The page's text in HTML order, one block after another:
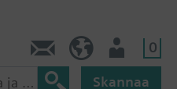
0
Skannaa